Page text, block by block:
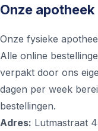
Onze apotheek
Onze fysieke
Alle online
verpakt door ons
dagen per week
bestellingen.
Adres: Lutmastraat